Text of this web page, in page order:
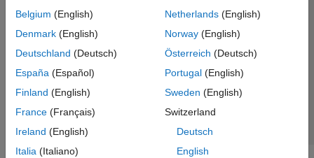
Belgium (English)
Denmark (English)
Deutschland (Deutsch)
España (Español)
Finland (English)
France (Français)
Ireland (English)
Italia (Italiano)
Netherlands(English)
Norway(English)
Österreich (Deutsch)
Portugal(English)
Sweden (English)
Switzerland
Deutsch
English
トラストセンター
プライバシー ポリシー
違法コピー防止
アプリケーション ステータス
© 1994-2026 The MathWorks, Inc.